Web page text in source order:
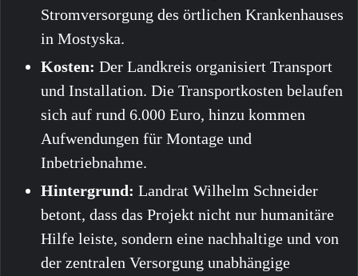
Stromversorgung des örtlichen Krankenhauses
in Mostyska.
Kosten: Der Landkreis organisiert Transport
und Installation. Die Transportkosten belaufen
sich auf rund 6.000 Euro, hinzu kommen
Aufwendungen für Montage und
Inbetriebnahme.
Hintergrund: Landrat Wilhelm Schneider
betont, dass das Projekt nicht nur humanitäre
Hilfe leiste, sondern eine nachhaltige und von
der zentralen Versorgung unabhängige